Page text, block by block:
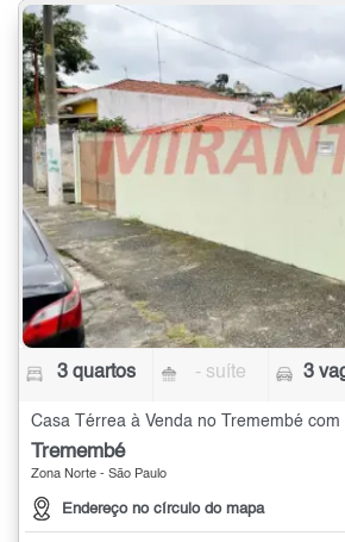
3 quartos - suíte 3
Casa Térrea à Venda no Tremembé com
Tremembé
Zona Norte - São Paulo
Endereço no círculo do mapa